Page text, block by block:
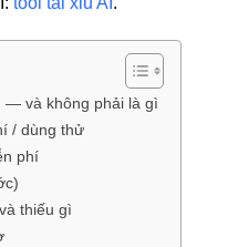
— và không phải là gì
/ dùng thử
phí
thiếu gì